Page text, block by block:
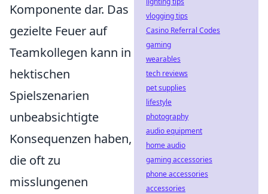
Komponente dar. Das
gezielte Feuer auf
Teamkollegen kann in
hektischen
Spielszenarien
unbeabsichtigte
Konsequenzen haben,
die oft zu
misslungenen
vlogging tips
Casino Referral Codes
gaming
wearables
tech reviews
pet supplies
lifestyle
photography
audio equipment
home audio
gaming accessories
phone accessories
accessories